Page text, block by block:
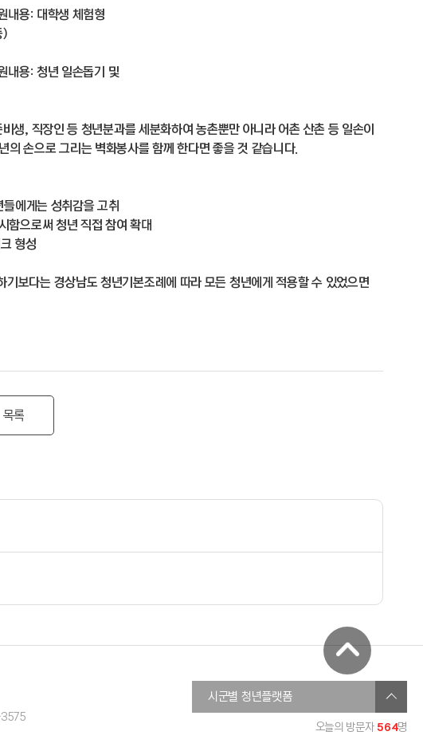
용: 대학생 체험형
)
용: 청년 일손돕기 및
생, 직장인 등 청년분과를 세분화하여 농촌뿐만 아니라 어촌 산촌 등 일손이
손으로 그리는 벽화봉사를 함께 한다면 좋을 것 같습니다.
에게는 성취감을 고취
함으로써 청년 직접 참여 확대
형성
보다는 경상남도 청년기본조례에 따라 모든 청년에게 적용할 수 있었으면
목록
3575
창원청년정보플랫폼
진주시청년온라인플랫폼
시군별 청년플랫폼
오늘의 방문자 564명